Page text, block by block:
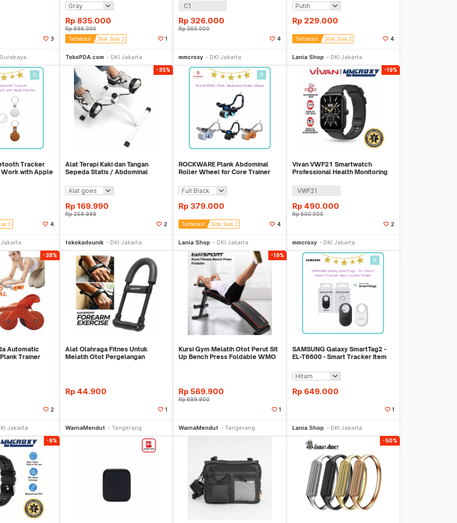
3
Surabaya
Rp 835.000
Rp899.000
Terbatas!
Stok Sisa 2 1
TokoPDA.com DKI Jakarta
C1
Rp 326.000
Rp360.000
4
mmcroxy DKI Jakarta
Rp 229.000
Terbatas! Stok Sisa 2 4
Lania Shop DKI Jakarta
Tracker
with Apple
3 4
Jakarta
-35%
Alat Terapi Kaki dan Tangan
Sepeda Statis / Abdominal
Rp 169.990
Rp259.999
2
tokokadounik DKI Jakarta
ROCKWARE Plank Abdominal
Roller Wheel for Core Trainer
Rp 379.000
Terbatas! Stok Sisa 2 4
Lania Shop DKI Jakarta
-19%
Vivan VWF21 Smartwatch
Professional Health Monitoring
VWF21
Rp 490.000
Rp600.000
2
mmcroxy DKI Jakarta
-38%
Automatic
Trainer
2
Jakarta
Alat Olahraga Fitnes Untuk
Melatih Otot Pergelangan
Rp 44.900
1
WarnaMendut Tangerang
-19%
Kursi Gym Melatih Otot Perut Sit
Up Bench Press Foldable WMO
Rp 569.900
Rp699.900
1
WarnaMendut Tangerang
SAMSUNG Galaxy SmartTag2 -
EL-T6600 - Smart Tracker Item
Rp 649.000
1
Lania Shop DKI Jakarta
-9% -50%